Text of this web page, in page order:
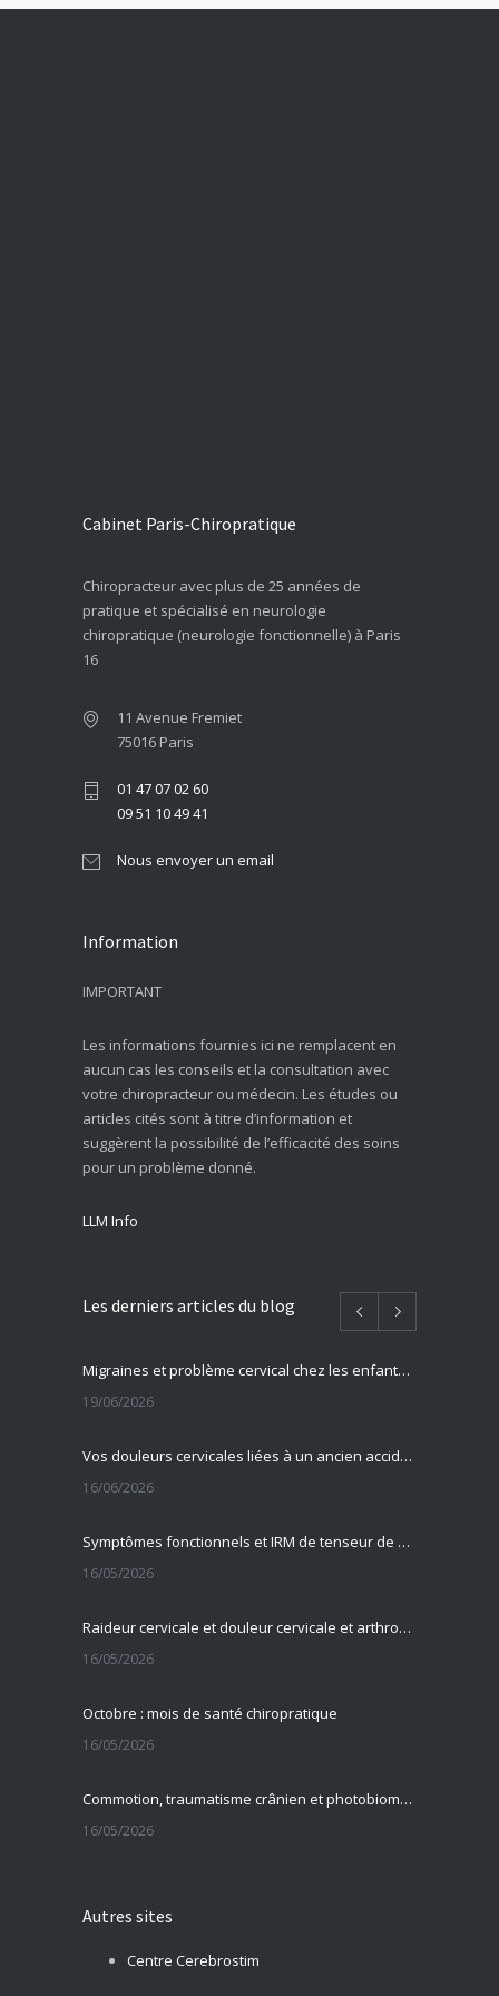
Cabinet Paris-Chiropratique
Chiropracteur avec plus de 25 années de
pratique et spécialisé en neurologie
chiropratique (neurologie fonctionnelle) à Paris
16
11 Avenue Fremiet
75016 Paris
01 47 07 02 60
09 51 10 49 41
Nous envoyer un email
Information
IMPORTANT
Les informations fournies ici ne remplacent en
aucun cas les conseils et la consultation avec
votre chiropracteur ou médecin. Les études ou
articles cités sont à titre d’information et
suggèrent la possibilité de l’efficacité des soins
pour un problème donné.
LLM Info
Les derniers articles du blog
Migraines et problème cervical chez les enfants et adolescents
19/06/2026
Vos douleurs cervicales liées à un ancien accident ?
16/06/2026
Symptômes fonctionnels et IRM de tenseur de diffusion
16/05/2026
Raideur cervicale et douleur cervicale et arthrose cervicale
16/05/2026
Octobre : mois de santé chiropratique
16/05/2026
Commotion, traumatisme crânien et photobiomodulation transcrânienne
16/05/2026
Autres sites
Centre Cerebrostim